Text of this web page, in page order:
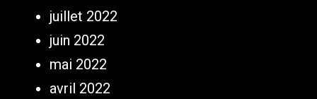
juillet 2022
juin 2022
mai 2022
avril 2022